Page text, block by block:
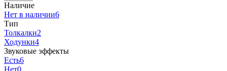
Наличие
Нет в наличии6
Тип
Толкалки2
Ходунки4
Звуковые эффекты
Есть6
Нет0